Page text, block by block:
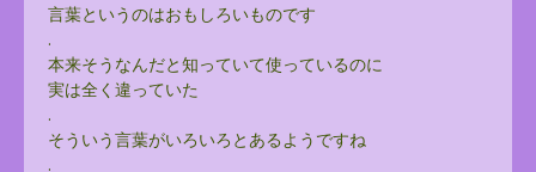
言葉というのはおもしろいものです
.
本来そうなんだと知っていて使っているのに
実は全く違っていた
.
そういう言葉がいろいろとあるようですね
.